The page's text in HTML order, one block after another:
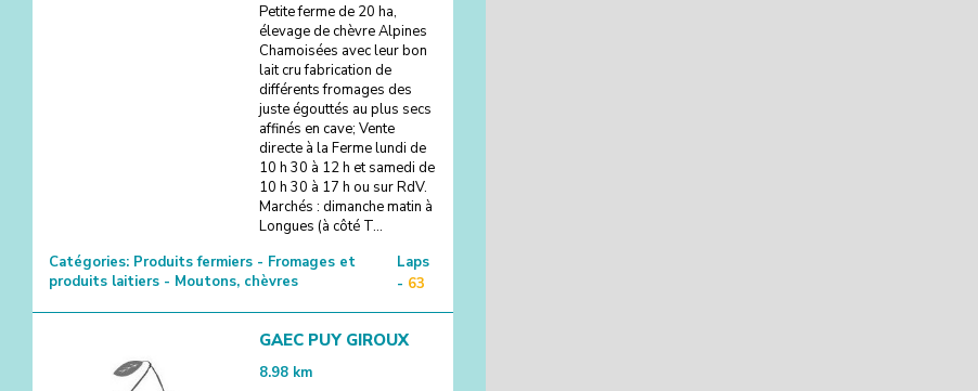
Petite ferme de 20 ha,
élevage de chèvre Alpines
Chamoisées avec leur bon
lait cru fabrication de
différents fromages des
juste égouttés au plus secs
affinés en cave; Vente
directe à la Ferme lundi de
10 h 30 à 12 h et samedi de
10 h 30 à 17 h ou sur RdV.
Marchés : dimanche matin à
Longues (à côté T...
Catégories: Produits fermiers - Fromages et
produits laitiers - Moutons, chèvres
Laps
- 63
GAEC PUY GIROUX
8.98 km